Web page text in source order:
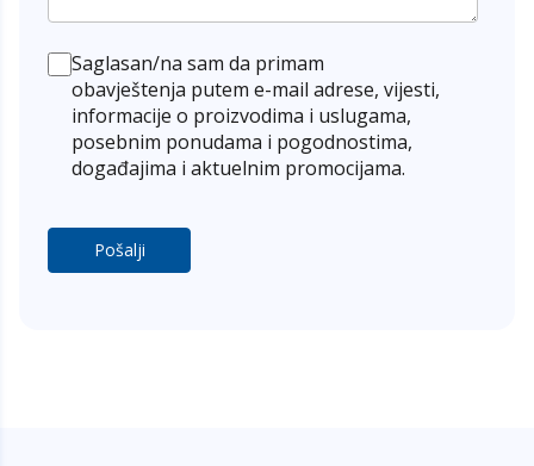
Saglasan/na sam da primam
obavještenja putem e-mail adrese, vijesti,
informacije o proizvodima i uslugama,
posebnim ponudama i pogodnostima,
događajima i aktuelnim promocijama.
Pošalji